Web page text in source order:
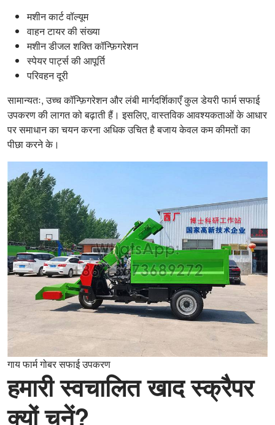
मशीन कार्ट वॉल्यूम
वाहन टायर की संख्या
मशीन डीजल शक्ति कॉन्फ़िगरेशन
स्पेयर पार्ट्स की आपूर्ति
परिवहन दूरी
सामान्यतः, उच्च कॉन्फ़िगरेशन और लंबी मार्गदर्शिकाएँ कुल डेयरी फार्म सफाई
उपकरण की लागत को बढ़ाती हैं। इसलिए, वास्तविक आवश्यकताओं के आधार
पर समाधान का चयन करना अधिक उचित है बजाय केवल कम कीमतों का
पीछा करने के।
गाय फार्म गोबर सफाई उपकरण
हमारी स्वचालित खाद स्क्रैपर
क्यों चुनें?